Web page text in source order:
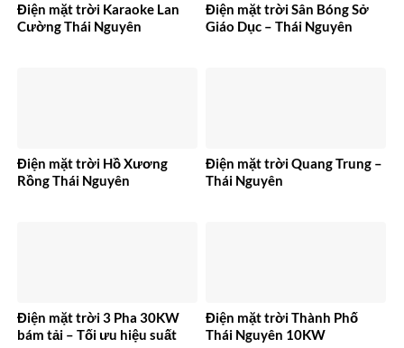
Điện mặt trời Karaoke Lan
Cường Thái Nguyên
Điện mặt trời Sân Bóng Sở
Giáo Dục – Thái Nguyên
Điện mặt trời Hồ Xương
Rồng Thái Nguyên
Điện mặt trời Quang Trung –
Thái Nguyên
Điện mặt trời 3 Pha 30KW
bám tải – Tối ưu hiệu suất
Điện mặt trời Thành Phố
Thái Nguyên 10KW